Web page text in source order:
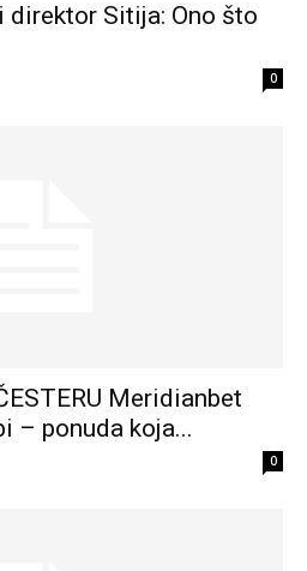
direktor Sitija: Ono što
0
Meridianbet
– ponuda koja...
0